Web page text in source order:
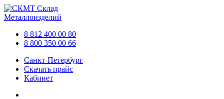
Склад
Металлоизделий
8 812 400 00 80
8 800 350 00 66
Санкт-Петербург
Скачать прайс
Кабинет